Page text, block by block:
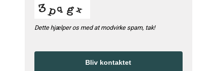
Dette hjælper os med at modvirke spam, tak!
Bliv kontaktet